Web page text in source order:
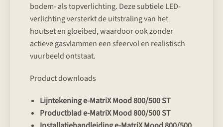
bodem- als topverlichting. Deze subtiele LED-
verlichting versterkt de uitstraling van het
houtset en gloeibed, waardoor ook zonder
actieve gasvlammen een sfeervol en realistisch
vuurbeeld ontstaat.
Product downloads
Lijntekening e-MatriX Mood 800/500 ST
Productblad e-MatriX Mood 800/500 ST